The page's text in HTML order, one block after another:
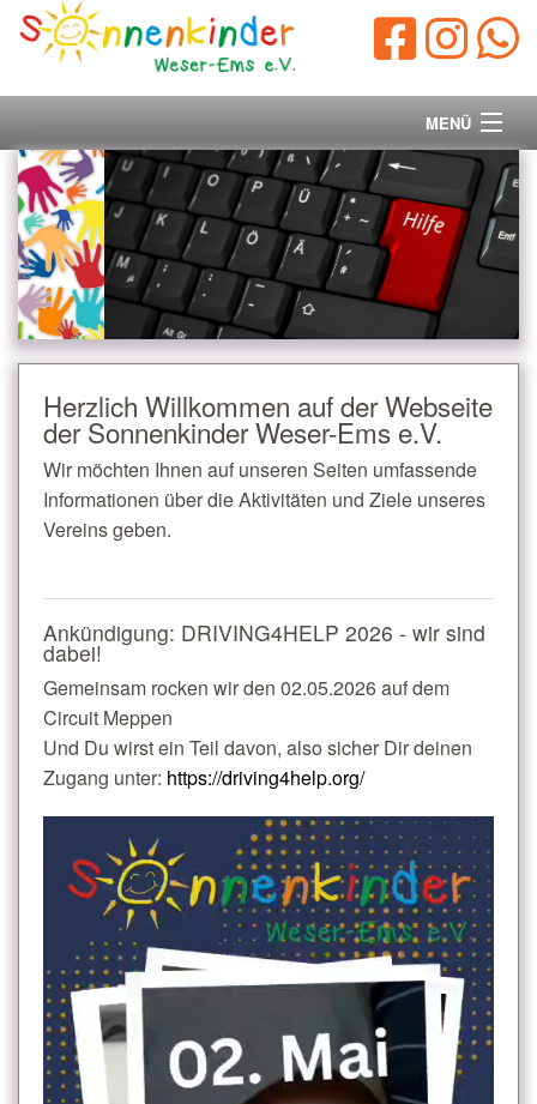
MENÜ
Startseite
Vorstand
Unsere Ziele
Ihre Spende
Aktuelles/Presse
Kontakt
Herzlich Willkommen auf der Webseite
der Sonnenkinder Weser-Ems e.V.
Wir möchten Ihnen auf unseren Seiten umfassende
Informationen über die Aktivitäten und Ziele unseres
Vereins geben.
Ankündigung: DRIVING4HELP 2026 - wir sind
dabei!
Gemeinsam rocken wir den 02.05.2026 auf dem
Circuit Meppen
Und Du wirst ein Teil davon, also sicher Dir deinen
Zugang unter: https://driving4help.org/